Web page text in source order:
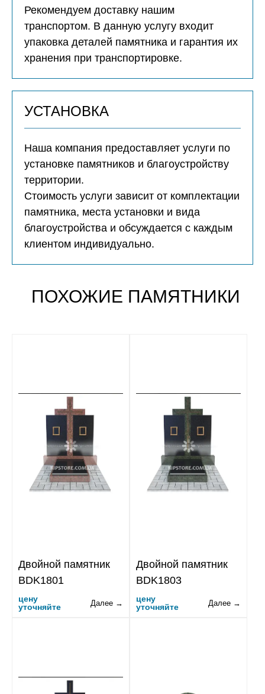
Рекомендуем доставку нашим
транспортом. В данную услугу входит
упаковка деталей памятника и гарантия их
хранения при транспортировке.
УСТАНОВКА
Наша компания предоставляет услуги по
установке памятников и благоустройству
территории.
Стоимость услуги зависит от комплектации
памятника, места установки и вида
благоустройства и обсуждается с каждым
клиентом индивидуально.
ПОХОЖИЕ ПАМЯТНИКИ
Двойной памятник
BDK1801
цену
уточняйте
Далее →
Двойной памятник
BDK1803
цену
уточняйте
Далее →